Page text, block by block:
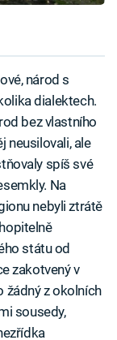
národ s
dialektech.
bez vlastního
neusilovali, ale
spíš své
Na
nebyli ztrátě
státu od
zakotvený v
žádný z okolních
sousedy,